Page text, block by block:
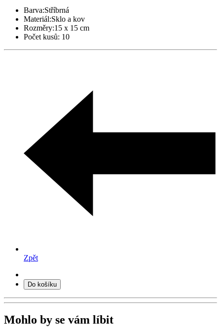
Barva:Stříbrná
Materiál:Sklo a kov
Rozměry:15 x 15 cm
Počet kusů: 10
Zpět
Do košíku
Mohlo by se vám líbit